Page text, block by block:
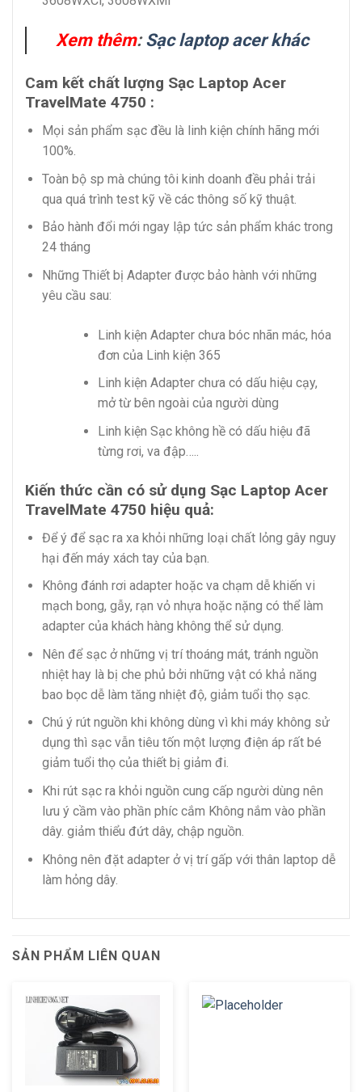
Xem thêm:Sạc laptop acer khác
Cam kết chất lượng Sạc Laptop Acer
TravelMate 4750 :
Mọi sản phẩm sạc đều là linh kiện chính hãng mới
100%.
Toàn bộ sp mà chúng tôi kinh doanh đều phải trải
qua quá trình test kỹ về các thông số kỹ thuật.
Bảo hành đổi mới ngay lập tức sản phẩm khác trong
24 tháng
Những Thiết bị Adapter được bảo hành với những
yêu cầu sau:
Linh kiện Adapter chưa bóc nhãn mác, hóa
đơn của Linh kiện 365
Linh kiện Adapter chưa có dấu hiệu cạy,
mở từ bên ngoài của người dùng
Linh kiện Sạc không hề có dấu hiệu đã
từng rơi, va đập…..
Kiến thức cần có sử dụng Sạc Laptop Acer
TravelMate 4750 hiệu quả:
Để ý để sạc ra xa khỏi những loại chất lỏng gây nguy
hại đến máy xách tay của bạn.
Không đánh rơi adapter hoặc va chạm dễ khiến vi
mạch bong, gẫy, rạn vỏ nhựa hoặc nặng có thể làm
adapter của khách hàng không thể sử dụng.
Nên để sạc ở những vị trí thoáng mát, tránh nguồn
nhiệt hay là bị che phủ bởi những vật có khả năng
bao bọc dễ làm tăng nhiệt độ, giảm tuổi thọ sạc.
Chú ý rút nguồn khi không dùng vì khi máy không sử
dụng thì sạc vẫn tiêu tốn một lượng điện áp rất bé
giảm tuổi thọ của thiết bị giảm đi.
Khi rút sạc ra khỏi nguồn cung cấp người dùng nên
lưu ý cầm vào phần phíc cắm Không nắm vào phần
dây. giảm thiểu đứt dây, chập nguồn.
Không nên đặt adapter ở vị trí gấp với thân laptop dễ
làm hỏng dây.
SẢN PHẨM LIÊN QUAN